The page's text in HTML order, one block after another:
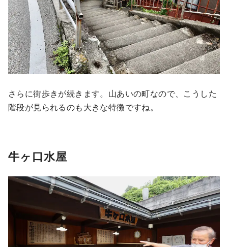
さらに街歩きが続きます。山あいの町なので、こうした
階段が見られるのも大きな特徴ですね。
牛ヶ口水屋